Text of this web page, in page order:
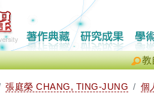
教
張庭榮 CHANG, TING-JUNG 個